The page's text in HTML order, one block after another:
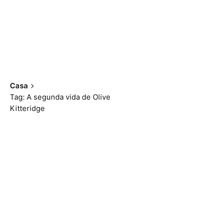
Casa
Tag: A segunda vida de Olive
Kitteridge